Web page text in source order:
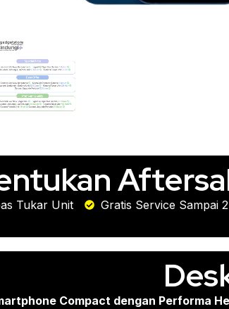
Tukar Unit Gratis Service Sampai
Compact dengan Performa